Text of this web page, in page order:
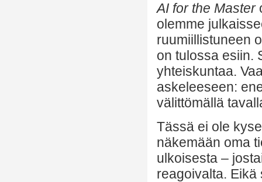
AI for the Master
olemme
ruumiillistuneen
on tulossa esiin.
yhteiskuntaa.
askeleeseen:
välittömällä
Tässä ei ole
näkemään oma
ulkoisesta –
reagoivalta. Eikä